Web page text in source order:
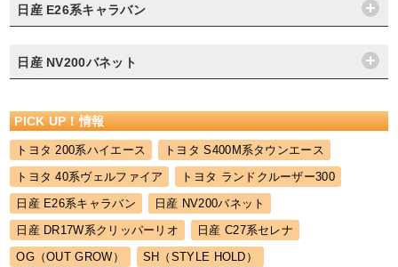
日産 E26系キャラバン
日産 NV200バネット
PICK UP！情報
トヨタ 200系ハイエース
トヨタ S400M系タウンエース
トヨタ 40系ヴェルファイア
トヨタ ランドクルーザー300
日産 E26系キャラバン
日産 NV200バネット
日産 DR17W系クリッパーリオ
日産 C27系セレナ
OG（OUT GROW）
SH（STYLE HOLD）